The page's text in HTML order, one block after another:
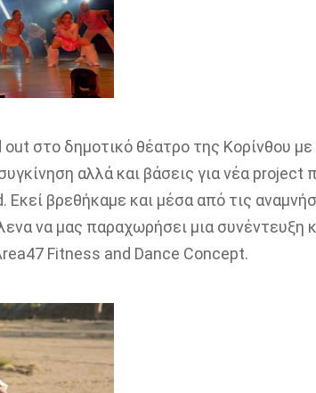
στο δημοτικό θέατρο της Κορίνθου
αλλά και βάσεις για νέα project
Εκεί βρεθήκαμε και μέσα από τις
να μας παραχωρήσει μια συνέντευξη
Fitness and Dance Concept.